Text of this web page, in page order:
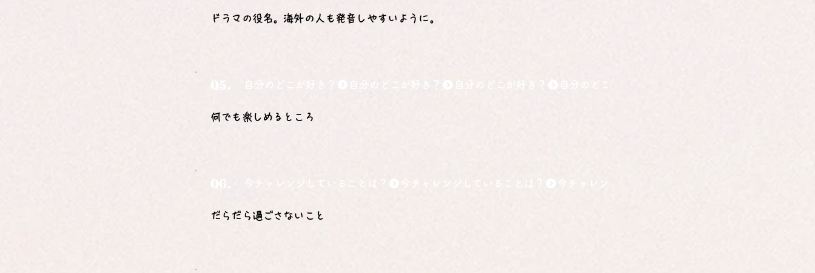
ドラマの役名。海外の人も発音しやすいように。
何でも楽しめるところ
Q6. 今チャレンジしていることは？
だらだら過ごさないこと